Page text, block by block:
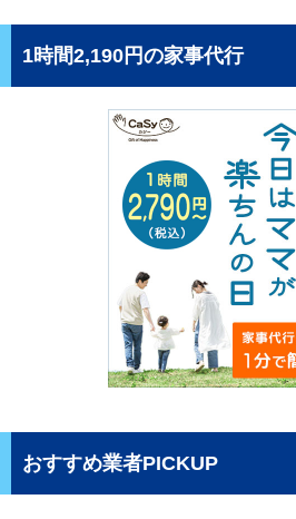
1時間2,190円の家事代行
おすすめ業者PICKUP